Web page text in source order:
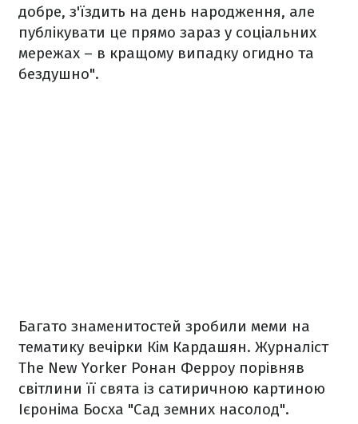
добре, з'їздить на день народження, але
публікувати це прямо зараз у соціальних
мережах – в кращому випадку огидно та
бездушно".
Багато знаменитостей зробили меми на
тематику вечірки Кім Кардашян. Журналіст
The New Yorker Ронан Ферроу порівняв
світлини її свята із сатиричною картиною
Ієроніма Босха "Сад земних насолод".